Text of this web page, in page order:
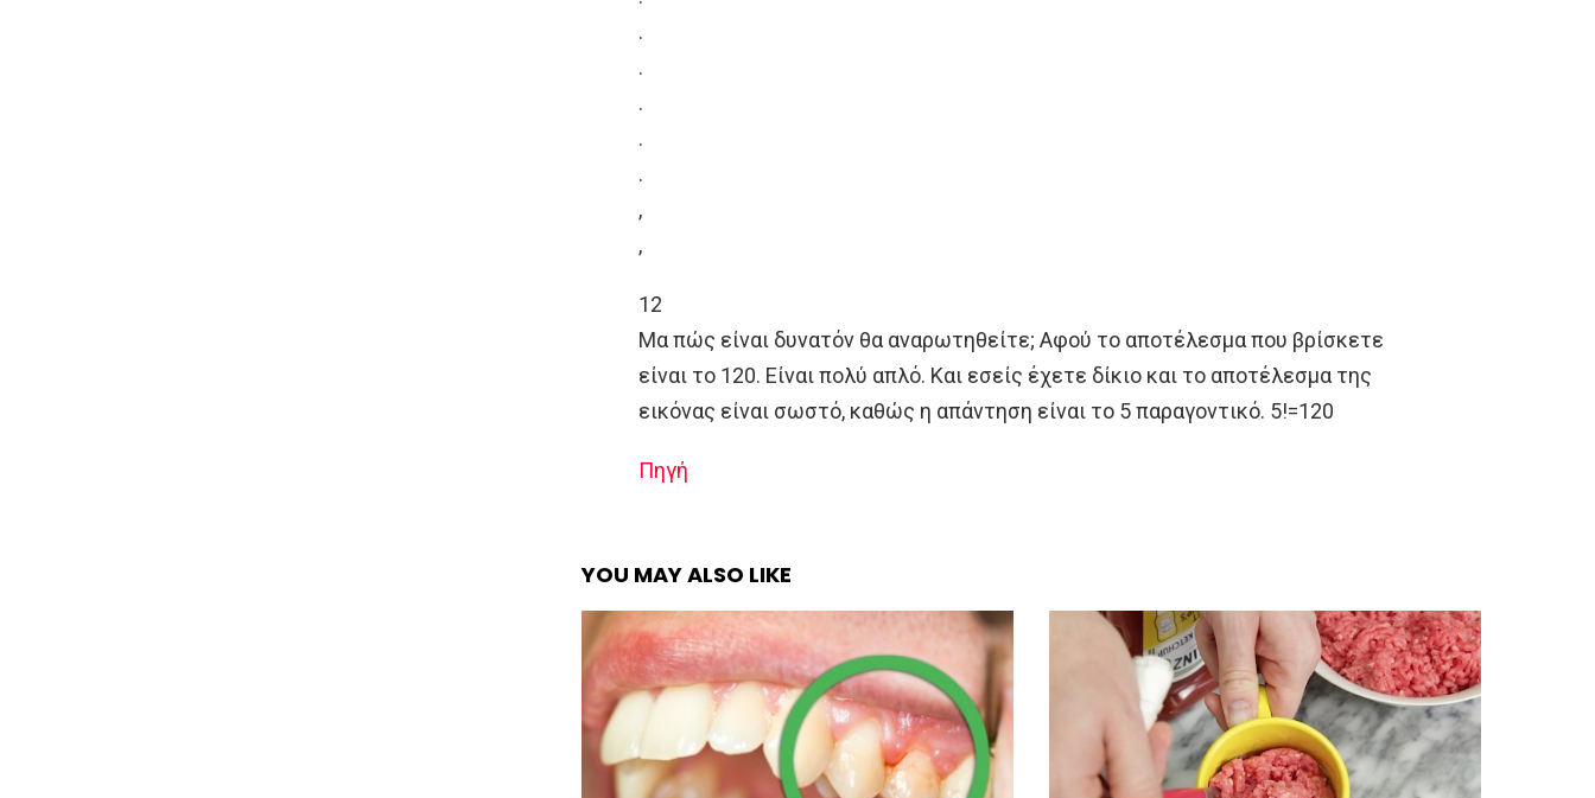
.
.
.
.
.
,
,
12
Μα πώς είναι δυνατόν θα αναρωτηθείτε; Αφού το αποτέλεσμα που βρίσκετε
είναι το 120. Είναι πολύ απλό. Και εσείς έχετε δίκιο και το αποτέλεσμα της
εικόνας είναι σωστό, καθώς η απάντηση είναι το 5 παραγοντικό. 5!=120
Πηγή
YOU MAY ALSO LIKE